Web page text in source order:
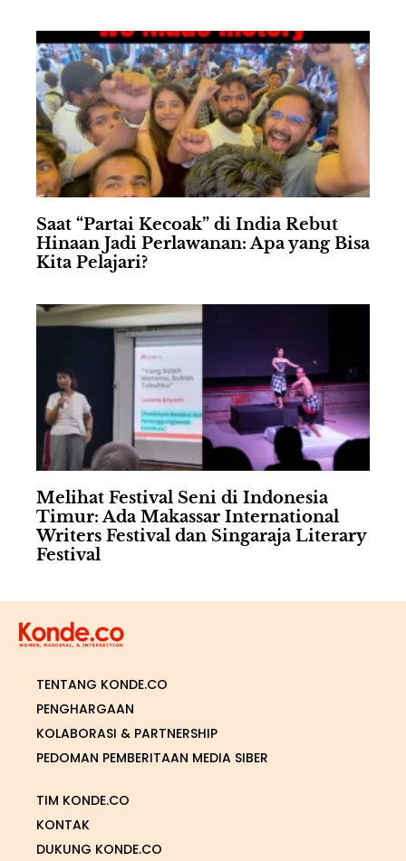
Saat “Partai Kecoak” di India Rebut
Hinaan Jadi Perlawanan: Apa yang Bisa
Kita Pelajari?
Melihat Festival Seni di Indonesia
Timur: Ada Makassar International
Writers Festival dan Singaraja Literary
Festival
TENTANG KONDE.CO
PENGHARGAAN
KOLABORASI & PARTNERSHIP
PEDOMAN PEMBERITAAN MEDIA SIBER
TIM KONDE.CO
KONTAK
DUKUNG KONDE.CO